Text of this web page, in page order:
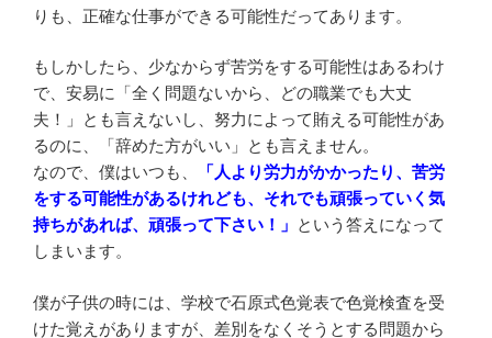
りも、正確な仕事ができる可能性だってあります。
もしかしたら、少なからず苦労をする可能性はあるわけ
で、安易に「全く問題ないから、どの職業でも大丈
夫！」とも言えないし、努力によって賄える可能性があ
るのに、「辞めた方がいい」とも言えません。
なので、僕はいつも、
「人より労力がかかったり、苦労
をする可能性があるけれども、それでも頑張っていく気
持ちがあれば、頑張って下さい！」 という答えになって
しまいます。
僕が子供の時には、学校で石原式色覚表で色覚検査を受
けた覚えがありますが、差別をなくそうとする問題から